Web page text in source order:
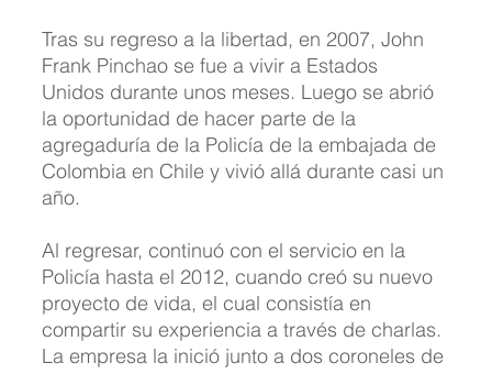
Tras su regreso a la libertad, en 2007, John
Frank Pinchao se fue a vivir a Estados
Unidos durante unos meses. Luego se abrió
la oportunidad de hacer parte de la
agregaduría de la Policía de la embajada de
Colombia en Chile y vivió allá durante casi un
año.
Al regresar, continuó con el servicio en la
Policía hasta el 2012, cuando creó su nuevo
proyecto de vida, el cual consistía en
compartir su experiencia a través de charlas.
La empresa la inició junto a dos coroneles de